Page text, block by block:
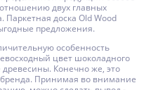
двух главных
доска Old Wood
предложения.
особенность
цвет шоколадного
Конечно же, это
бренда. Принимая во внимание